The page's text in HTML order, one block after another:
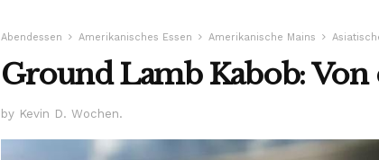
Abendessen Amerikanisches Essen Amerikanische Mains
Ground Lamb Kabob: Von
by Kevin D. Wochen.